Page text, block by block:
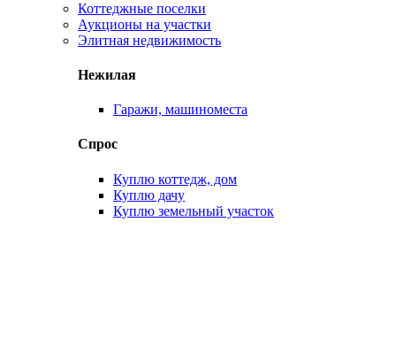
Коттеджные поселки
Аукционы на участки
Элитная недвижимость
Нежилая
Гаражи, машиноместа
Спрос
Куплю коттедж, дом
Куплю дачу
Куплю земельный участок